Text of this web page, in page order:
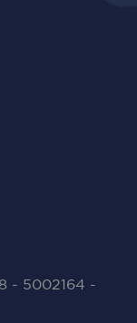
- 5002164 -